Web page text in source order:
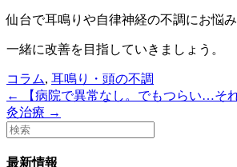
仙台で耳鳴りや自律神経の不調にお悩
一緒に改善を目指していきましょう。
コラム, 耳鳴り・頭の不調
← 【病院で異常なし。でもつらい…そ
灸治療 →
最新情報